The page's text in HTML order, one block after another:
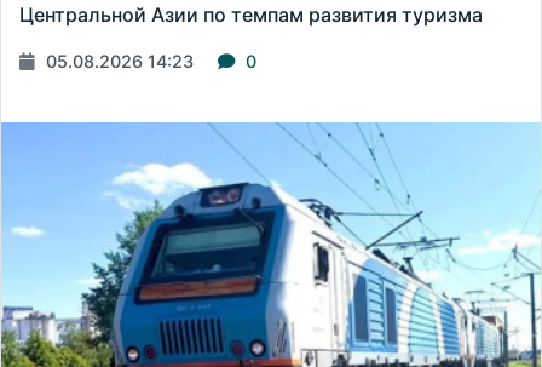
Центральной Азии по темпам развития туризма
05.08.2026 14:23 0